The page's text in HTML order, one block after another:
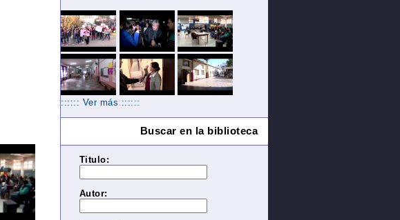
:::::: Ver más ::::::
Buscar en la biblioteca
Titulo:
Autor: